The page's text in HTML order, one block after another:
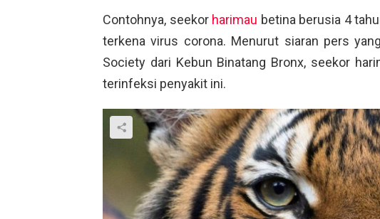
Contohnya, seekor harimau betina berusia 4
terkena virus corona. Menurut siaran pers
Society dari Kebun Binatang Bronx, seekor
terinfeksi penyakit ini.